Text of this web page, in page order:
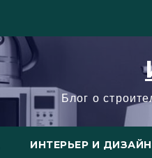
Блог о
ИНТЕРЬЕР И ДИЗАЙН